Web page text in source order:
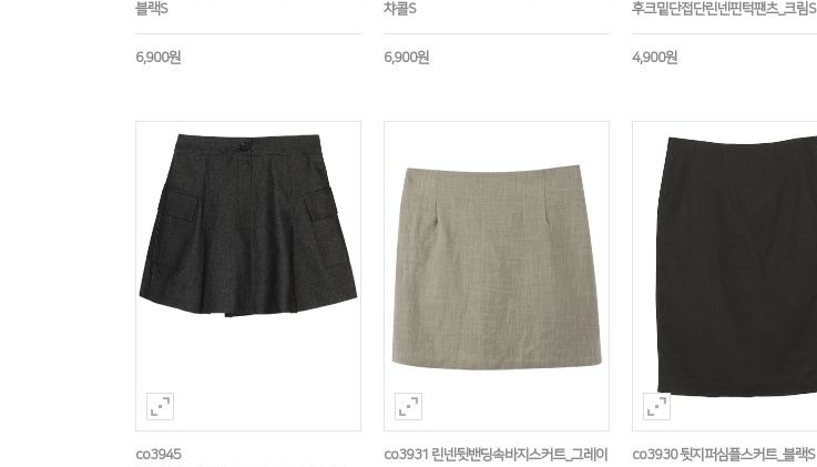
블랙S
6,900원
챠콜S
6,900원
후크밑단접단린넨핀턱팬츠_크림S
4,900원
co3945
co3931 린넨뒷밴딩속바지스커트_그레이 co3930 뒷지퍼심플스커트_블랙S